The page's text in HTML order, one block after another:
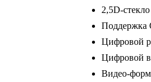
2,5D-стекло
Поддержка
Цифровой
Цифровой
Видео-